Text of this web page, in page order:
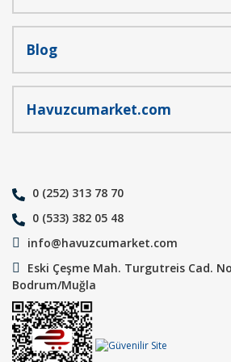
Blog
Havuzcumarket.com
0 (252) 313 78 70
0 (533) 382 05 48
info@havuzcumarket.com
Eski Çeşme Mah. Turgutreis Cad.
Bodrum/Muğla